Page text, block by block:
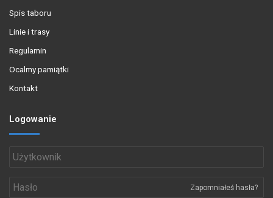
Spis taboru
Linie i trasy
Regulamin
Ocalmy pamiątki
Kontakt
Logowanie
Zapomniałeś hasła?